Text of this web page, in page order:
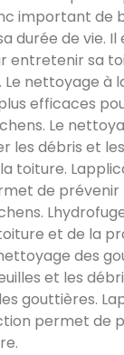
important de
durée de vie.
entretenir sa
nettoyage à
efficaces
Le
les débris et
toiture.
de prévenir
et de la
des
et les
gouttières.
permet de